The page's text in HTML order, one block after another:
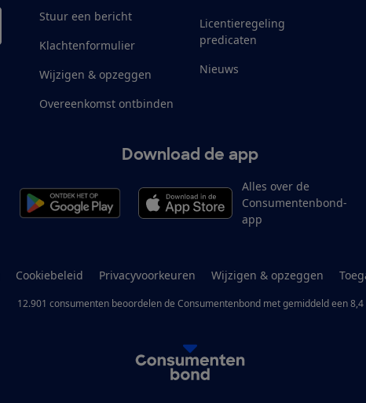
Stuur een bericht
Klachtenformulier
Wijzigen & opzeggen
Overeenkomst ontbinden
Licentieregeling
predicaten
Nieuws
Download de app
Alles over de
Consumentenbond-
app
Cookiebeleid Privacyvoorkeuren Wijzigen & opzeggen
12.901 consumenten beoordelen de Consumentenbondmet gemiddeld een 8,4